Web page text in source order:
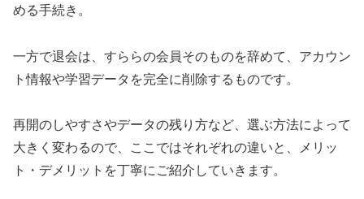
める手続き。
一方で退会は、すららの会員そのものを辞めて、アカウン
ト情報や学習データを完全に削除するものです。
再開のしやすさやデータの残り方など、選ぶ方法によって
大きく変わるので、ここではそれぞれの違いと、メリッ
ト・デメリットを丁寧にご紹介していきます。